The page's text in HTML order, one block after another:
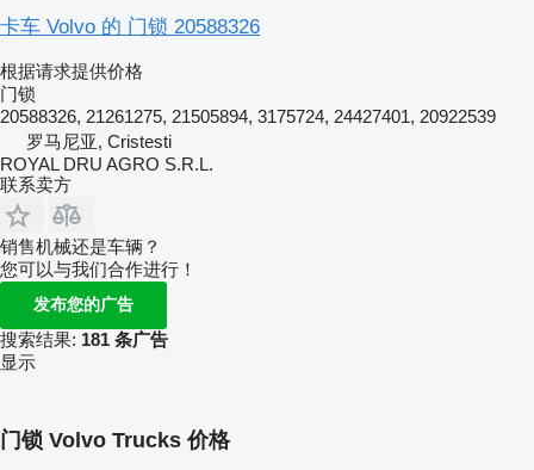
卡车 Volvo 的 门锁 20588326
根据请求提供价格
门锁
20588326, 21261275, 21505894, 3175724, 24427401, 20922539
罗马尼亚, Cristesti
ROYAL DRU AGRO S.R.L.
联系卖方
销售机械还是车辆？
您可以与我们合作进行！
发布您的广告
搜索结果: 181 条广告
显示
门锁 Volvo Trucks 价格